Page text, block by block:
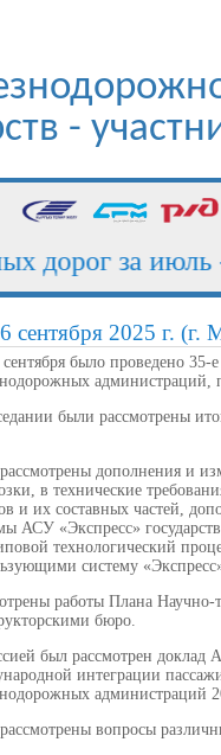
-
дорог за июль -
сентября 2025 г. (г.
сентября было проведено
были рассмотрены
дополнения и
в технические
и их составных частей,
АСУ «Экспресс»
технологический
систему
работы Плана
бюро.
был рассмотрен доклад
интеграции
администраций
вопросы